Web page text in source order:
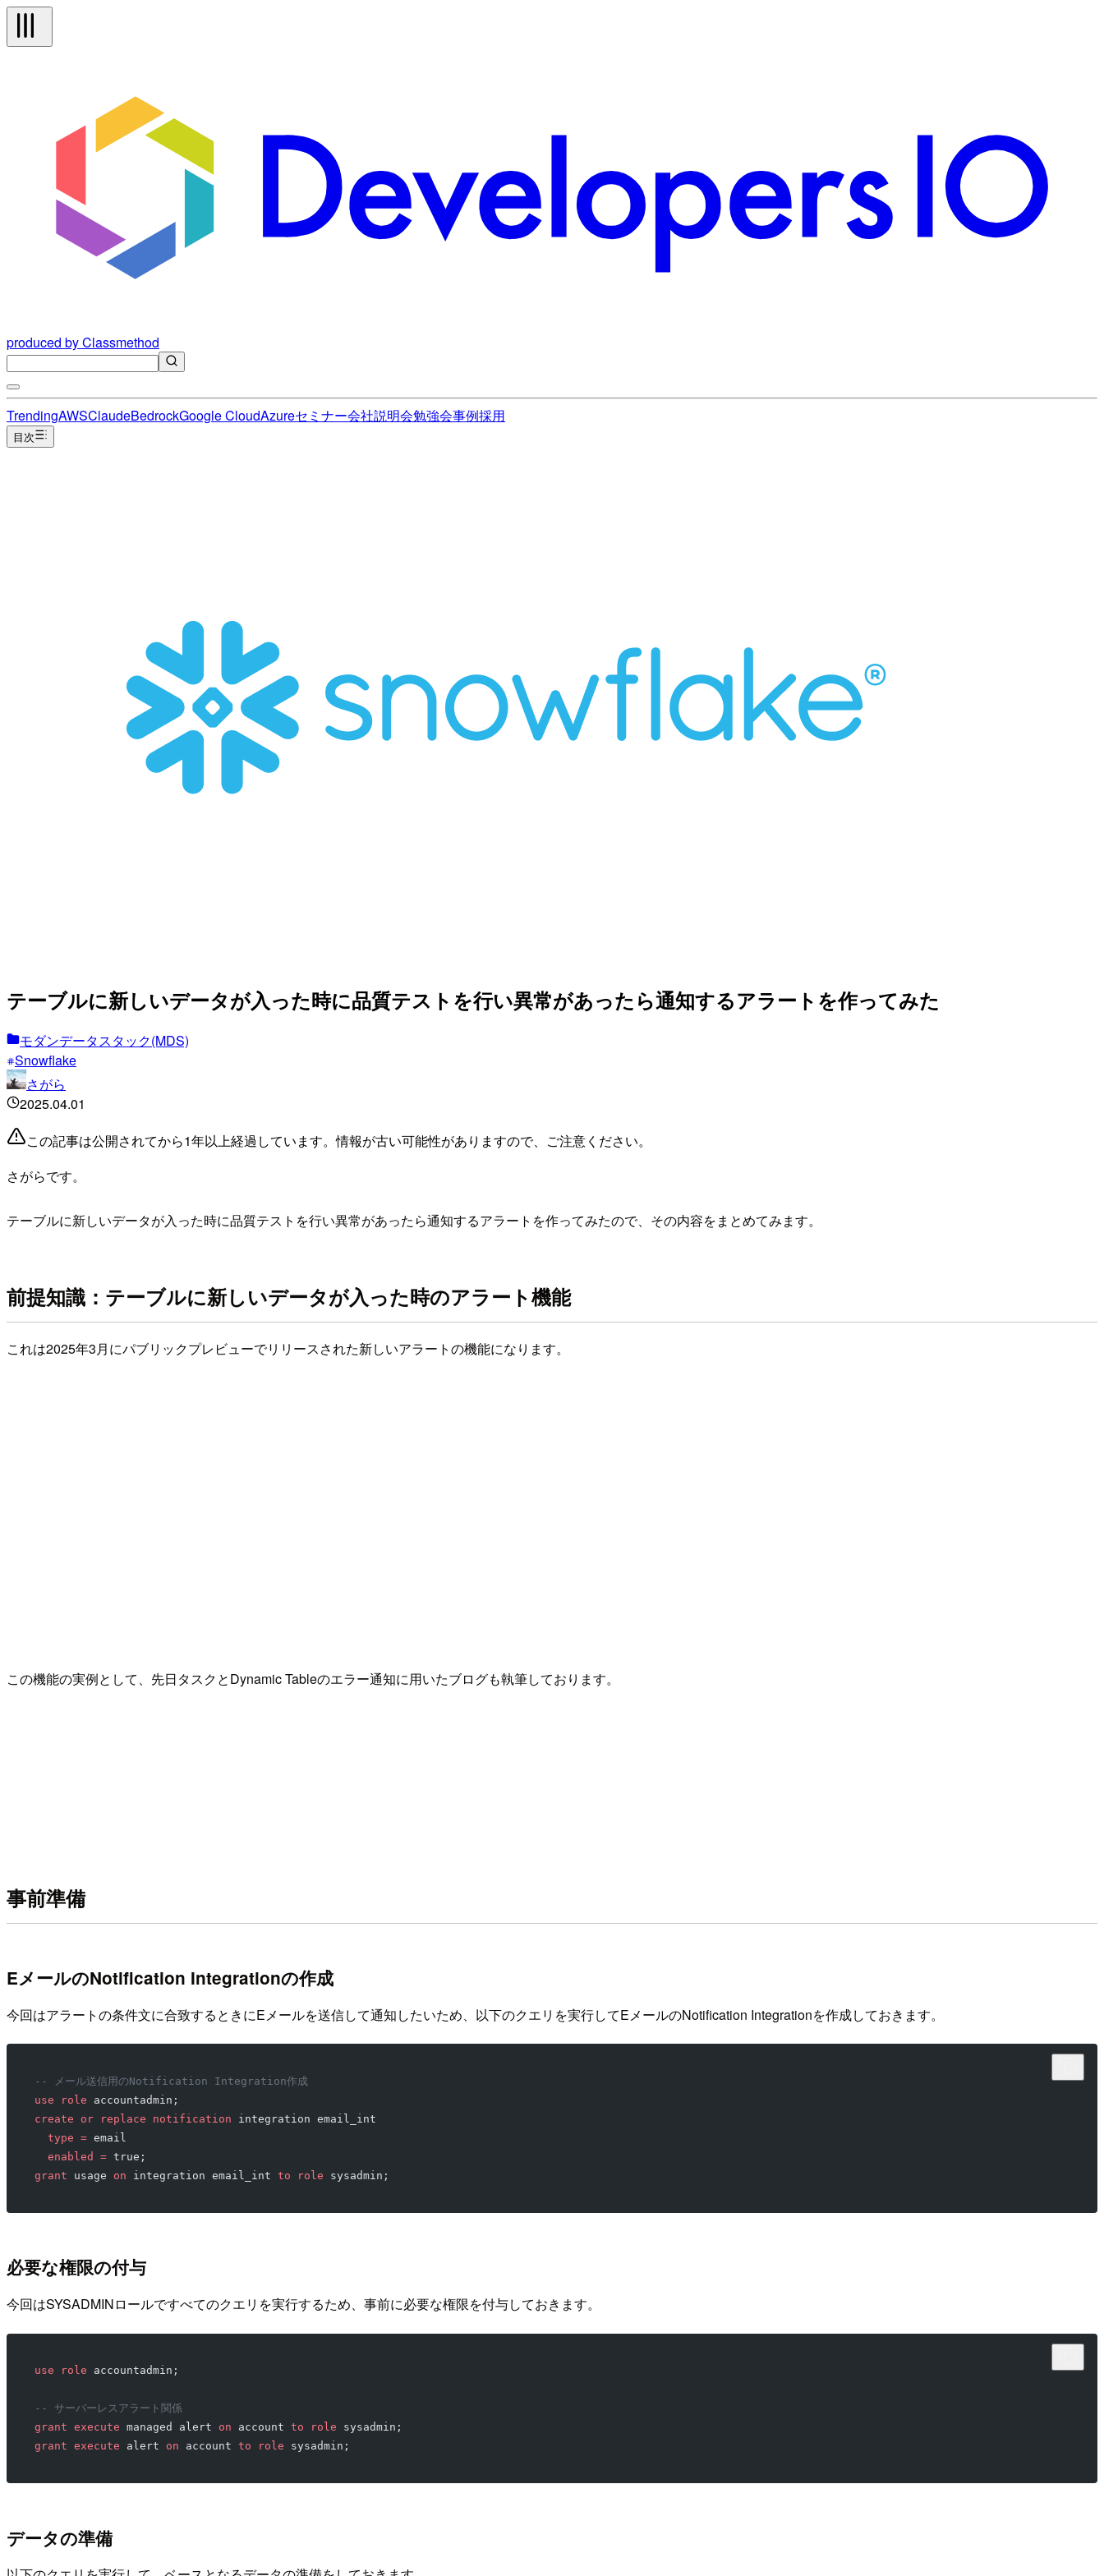
produced by Classmethod
TrendingAWSClaudeBedrockGoogle CloudAzureセミナー会社説明会勉強会事例採用
目次
テーブルに新しいデータが入った時に品質テストを行い異常があったら通知するアラートを作ってみた
モダンデータスタック(MDS)
Snowflake
さがら
2025.04.01
この記事は公開されてから1年以上経過しています。情報が古い可能性がありますので、ご注意ください。
さがらです。
テーブルに新しいデータが入った時に品質テストを行い異常があったら通知するアラートを作ってみたので、その内容をまとめてみます。
前提知識：テーブルに新しいデータが入った時のアラート機能
これは2025年3月にパブリックプレビューでリリースされた新しいアラートの機能になります。
この機能の実例として、先日タスクとDynamic Tableのエラー通知に用いたブログも執筆しております。
事前準備
EメールのNotification Integrationの作成
今回はアラートの条件文に合致するときにEメールを送信して通知したいため、以下のクエリを実行してEメールのNotification Integrationを作成しておきます。
-- メール送信用のNotification Integration作成
use role accountadmin;
create or replace notification integration email_int
  type
= email
  enabled
= true;
grant usage on integration email_int to role sysadmin;
必要な権限の付与
今回はSYSADMINロールですべてのクエリを実行するため、事前に必要な権限を付与しておきます。
use role accountadmin;
-- サーバーレスアラート関係
grant execute managed alert on account to role sysadmin;
grant execute alert on account to role sysadmin;
データの準備